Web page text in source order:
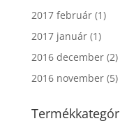
2017 február(1)
2017 január(1)
2016 december(2)
2016 november(5)